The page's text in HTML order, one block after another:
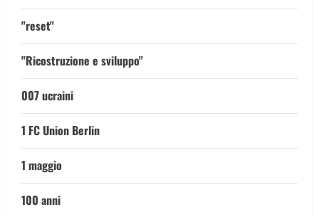
"reset"
"Ricostruzione e sviluppo"
007 ucraini
1 FC Union Berlin
1 maggio
100 anni